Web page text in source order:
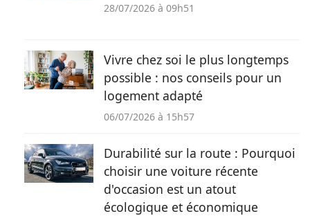
28/07/2026 à 09h51
Vivre chez soi le plus longtemps
possible : nos conseils pour un
logement adapté
06/07/2026 à 15h57
Durabilité sur la route : Pourquoi
choisir une voiture récente
d'occasion est un atout
écologique et économique